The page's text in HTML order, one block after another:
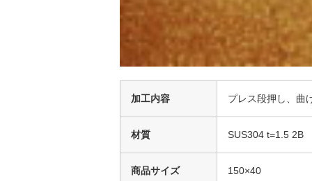
加工内容 プレス段押し、曲
材質 SUS304 t=1.5 2B
商品サイズ 150×40